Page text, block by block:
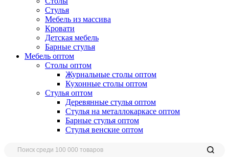
Стулья
Мебель из массива
Кровати
Детская мебель
Барные стулья
Мебель оптом
Столы оптом
Журнальные столы оптом
Кухонные столы оптом
Стулья оптом
Деревянные стулья оптом
Стулья на металлокаркасе оптом
Барные стулья оптом
Стулья венские оптом